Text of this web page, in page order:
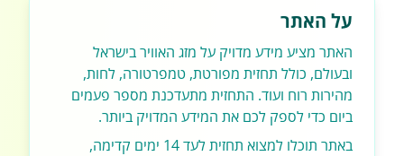
על האתר
האתר מציע מידע מדויק על מזג האוויר בישראל
ובעולם, כולל תחזית מפורטת, טמפרטורה, לחות,
מהירות רוח ועוד. התחזית מתעדכנת מספר פעמים
ביום כדי לספק לכם את המידע המדויק ביותר.
באתר תוכלו למצוא תחזית לעד 14 ימים קדימה,